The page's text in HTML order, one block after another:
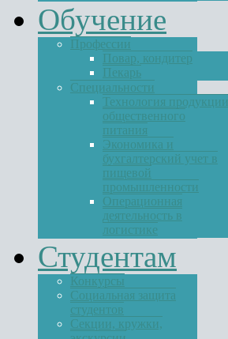
Обучение
Профессии
Повар, кондитер
Пекарь
Специальности
Технология продукции
общественного
питания
Экономика и
бухгалтерский учет в
пищевой
промышленности
Операционная
деятельность в
логистике
Студентам
Конкурсы
Социальная защита
студентов
Секции, кружки,